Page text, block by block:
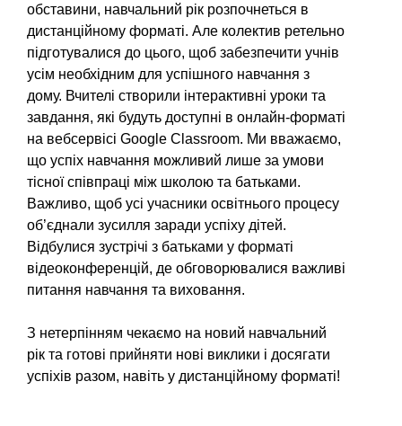
обставини, навчальний рік розпочнеться в
дистанційному форматі. Але колектив ретельно
підготувалися до цього, щоб забезпечити учнів
усім необхідним для успішного навчання з
дому. Вчителі створили інтерактивні уроки та
завдання, які будуть доступні в онлайн-форматі
на вебсервісі Google Classroom. Ми вважаємо,
що успіх навчання можливий лише за умови
тісної співпраці між школою та батьками.
Важливо, щоб усі учасники освітнього процесу
об’єднали зусилля заради успіху дітей.
Відбулися зустрічі з батьками у форматі
відеоконференцій, де обговорювалися важливі
питання навчання та виховання.
З нетерпінням чекаємо на новий навчальний
рік та готові прийняти нові виклики і досягати
успіхів разом, навіть у дистанційному форматі!